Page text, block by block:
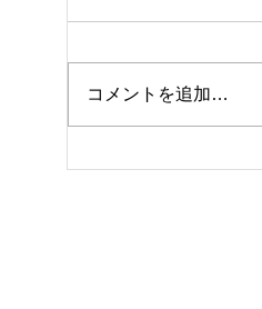
私事ですが…✌️
コメントを追加…